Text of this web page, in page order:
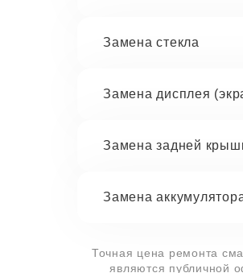
Замена стекла
Замена дисплея
Замена задней
Замена
Точная цена ремонта
являются публичной